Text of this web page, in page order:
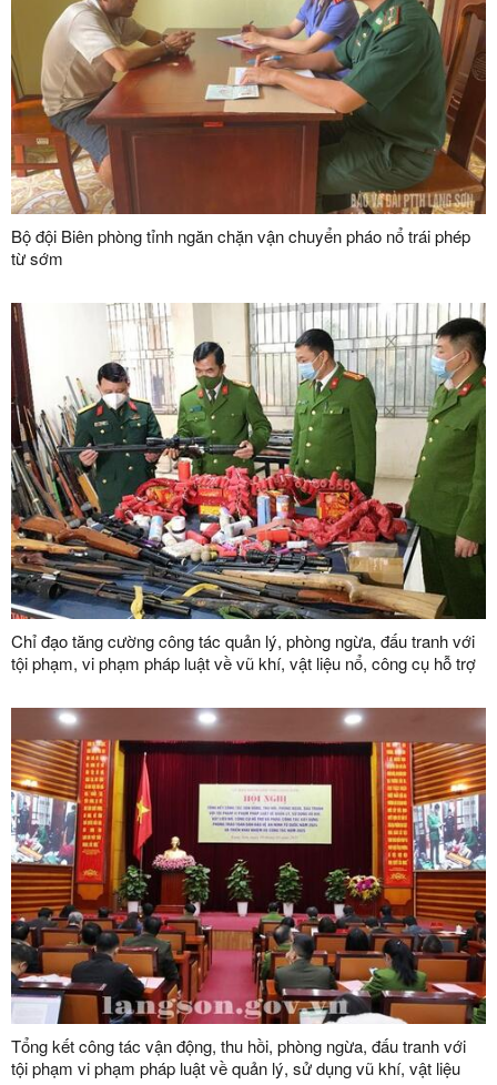
Bộ đội Biên phòng tỉnh ngăn chặn vận chuyển pháo nổ trái phép
từ sớm
Chỉ đạo tăng cường công tác quản lý, phòng ngừa, đấu tranh với
tội phạm, vi phạm pháp luật về vũ khí, vật liệu nổ, công cụ hỗ trợ
Tổng kết công tác vận động, thu hồi, phòng ngừa, đấu tranh với
tội phạm vi phạm pháp luật về quản lý, sử dụng vũ khí, vật liệu